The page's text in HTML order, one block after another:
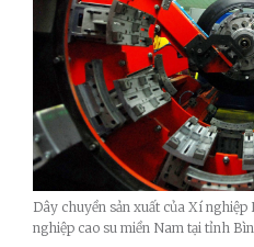
Dây chuyền sản xuất của Xí
nghiệp cao su miền Nam tại tỉnh